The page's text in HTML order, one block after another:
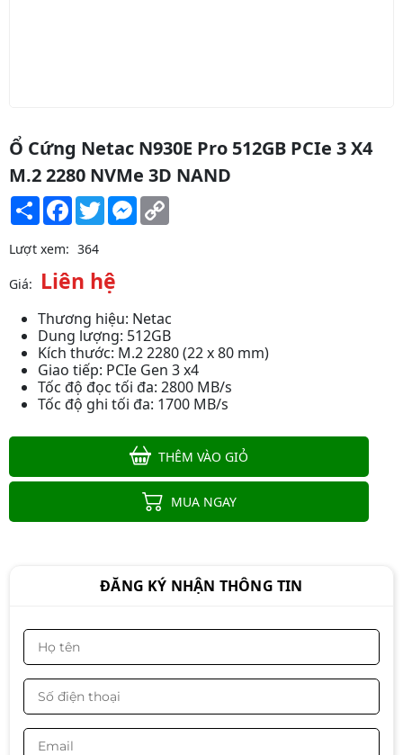
Ổ Cứng Netac N930E Pro 512GB PCIe 3 X4
M.2 2280 NVMe 3D NAND
Share Facebook
TwitterMessenger
Lượt xem: 364
Giá: Liên hệ
Thương hiệu: Netac
Dung lượng: 512GB
Kích thước: M.2 2280 (22 x 80 mm)
Giao tiếp: PCIe Gen 3 x4
Tốc độ đọc tối đa: 2800 MB/s
Tốc độ ghi tối đa: 1700 MB/s
THÊM VÀO GIỎ
MUA NGAY
ĐĂNG KÝ NHẬN THÔNG TIN
Ổ cứng gắn trong SSD 512GB XStar
2.5 inches SATA III
2.190.000đ 2.390.000đ
-8%
Ổ cứng SSD Kingston NV1 250GB
(M.2 NVMe Gen3 x4 |
2.100/1.100MB/s | SNVS/250G)
1.390.000đ 1.590.000đ
RAM DDR5 KINGSTON FURY BEAST
12.950.000đ